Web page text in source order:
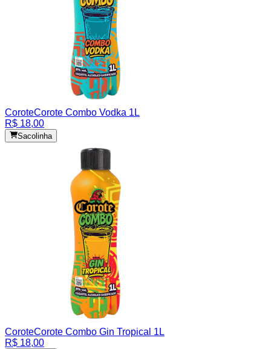
CoroteCorote Combo Vodka 1L
R$ 18,00
Sacolinha
CoroteCorote Combo Gin Tropical 1L
R$ 18,00